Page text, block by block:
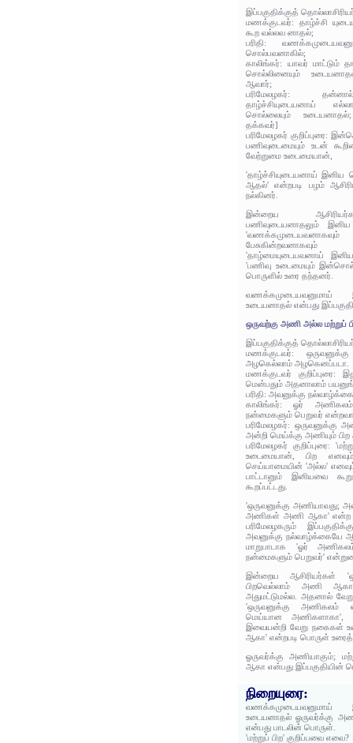
இப்பகுதிக்குத்
மணக்குடவர்: தாழ்ச்சி
கூற வல்லவ னாதல்;
பரிதி:
சொல்பவனாகில்;
காலிங்கர்: யாவர் மாட்டும்
சொல்லினையும்
ஆவார்;
பரிமேலழகர்:
தாழ்ச்சியுடையனாய்
சொல்லையும்
தக்கவர்]
பரிமேலழகர் குறிப்புரை:
பணிவுடைமையும் உடன்
வேற்றுமை உடைமையான்,
'தாழ்ச்சியுடையனாய்
ஆதல்' என்றபடி பழம்
நல்கினர்.
இன்றைய
பணிவுடையனாதலும்
'தாழ்மையுடையவனாய்
'பணிவு உடைமையும்
பொருளில் உரை தந்தனர்.
வணக்கமுடையவனுமாய்
உடையனாதல் என்பது
ஒருவற்கு அணி அல்ல மற்றுப்
இப்பகுதிக்குத்
மணக்குடவர்:
அழகெல்லாம் அழகெனப்படா.
மணக்குடவர் குறிப்புரை:
மென்பதும் அதனாலாம் பயனுங்
பரிதி: அவனுக்கு
காலிங்கர்: ஓர் அணிகலம்
நன்மைகளும் பெறுவர்
பரிமேலழகர்: ஒருவனுக்கு
அன்றி மெய்க்கு அணியும்
பரிமேலழகர் குறிப்புரை:
உடைமையான், பிற
செய்யாமையின் 'அல்ல'
பாட்டானும் இனியவை
கூறப்பட்டது.
'ஒருவனுக்கு அணியாவது;
அணிகள் அணி ஆகா' என்ற
பரிமேலழகரும்
அவனுக்கு நல்வாழ்க்கையே
மாறுபாடாக 'ஓர்
நன்மைகளும் பெறுவர்'
இன்றைய ஆசிரியர்கள்
பிறவெல்லாம் அணி
அதுமட்டுமல்ல. அதனால்
'ஒருவனுக்கு
மெய்யான அணிகளாகா',
இவையன்றி வேறு
ஆகா' என்றபடி பொருள்
ஓருவர்க்கு அணியாகும்;
ஆகா என்பது இப்பகுதியின்
நிறையுரை:
வணக்கமுடையவனுமாய்
உடையனாதல் ஓருவர்க்கு
என்பது பாடலின் பொருள்.
'மற்றுப் பிற' குறிப்பவை எவை?